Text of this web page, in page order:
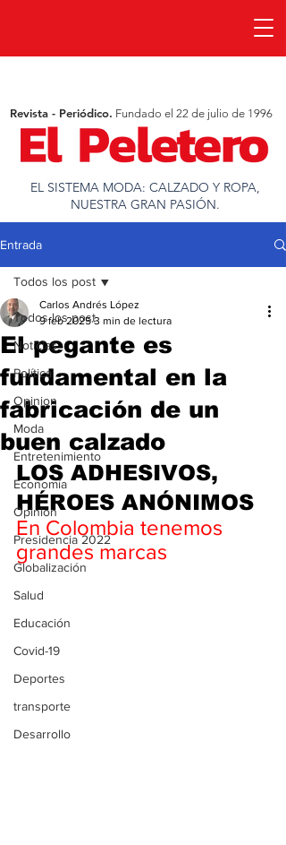
EL SISTEMA MODA: CALZADO Y ROPA,
NUESTRA GRAN PASIÓN.
Revista - Periódico. Fundado el 22 de julio de 1996
Entrada
Todos los post
Noticias
Política
Opinion
Moda
Entretenimiento
Economía
Opinión
Presidencia 2022
Globalización
Salud
Educación
Covid-19
Deportes
transporte
Desarrollo
Todos los post
El pegante es
fundamental en la
fabricación de un
buen calzado
Carlos Andrés López
9 feb 2025 3 min de lectura
LOS ADHESIVOS,
HÉROES ANÓNIMOS
En Colombia tenemos
grandes marcas